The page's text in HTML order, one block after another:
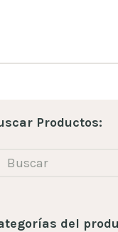
Productos:
del